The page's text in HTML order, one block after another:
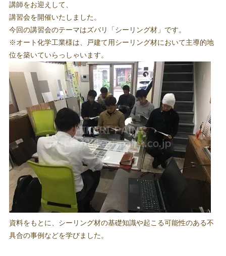
講師をお迎えして、
講習会を開催いたしました。
今回の講習会のテーマはズバリ「シーリング材」です。
※オート化学工業様は、戸建て用シーリング材において主導的地
位を築いていらっしゃいます。
資料をもとに、シーリング材の基礎知識や起こる可能性のある不
具合の事例などを学びました。